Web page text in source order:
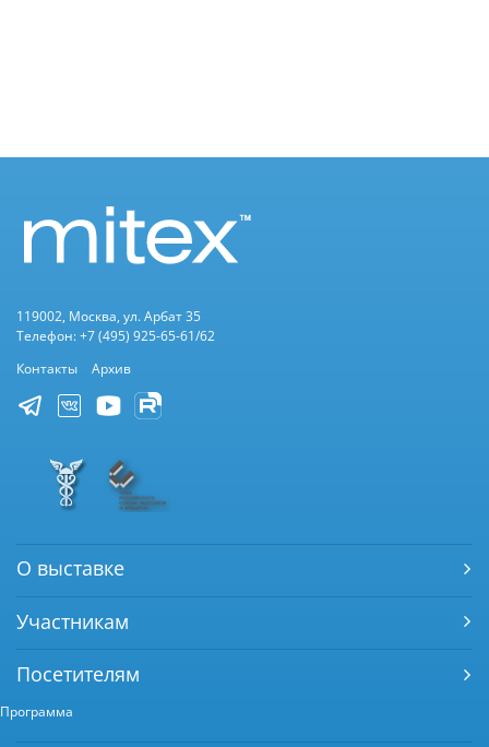
119002, Москва, ул. Арбат 35
Телефон: +7 (495) 925-65-61/62
Контакты
Архив
О выставке
Участникам
Посетителям
Программа